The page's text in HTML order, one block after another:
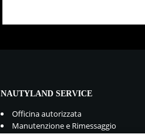
NAUTYLAND SERVICE
Officina autorizzata
Manutenzione e Rimessaggio